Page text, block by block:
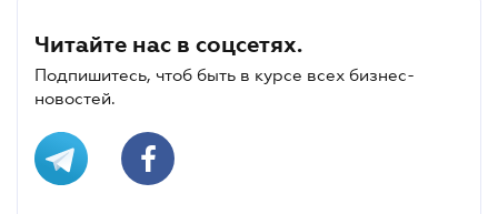
Читайте нас в соцсетях.
Подпишитесь, чтоб быть в курсе всех бизнес-
новостей.